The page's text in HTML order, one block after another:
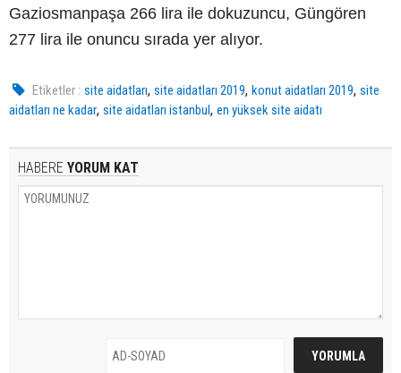
Gaziosmanpaşa 266 lira ile dokuzuncu, Güngören
277 lira ile onuncu sırada yer alıyor.
Etiketler : site aidatları,site aidatları 2019,konut aidatları 2019,site
aidatları ne kadar, site aidatları istanbul, en yüksek site aidatı
HABERE YORUM KAT